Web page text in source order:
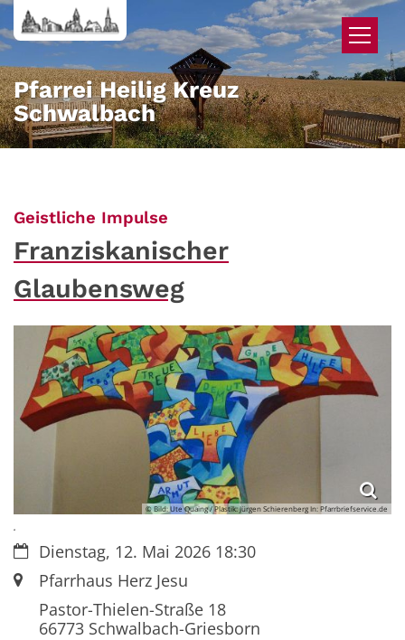
Zum Inhalt springen
Pfarrei Heilig Kreuz
Schwalbach
Geistliche Impulse
Franziskanischer
Glaubensweg
© Bild: Ute Quaing / Plastik: Jürgen Schierenberg In: Pfarrbriefservice.de
.
Datum:Dienstag, 12. Mai 2026 18:30
Ort:Pfarrhaus Herz Jesu
Pastor-Thielen-Straße 18
66773Schwalbach-Griesborn